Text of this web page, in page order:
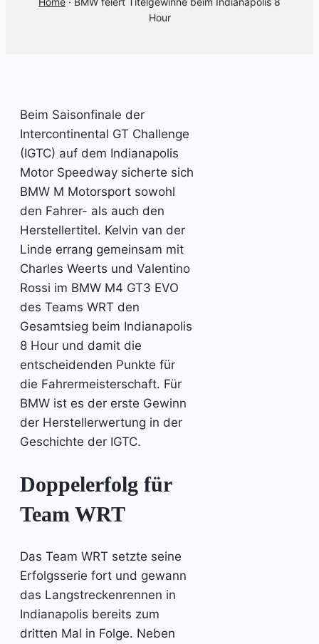
Hour
Beim Saisonfinale der
Intercontinental GT Challenge
(IGTC) auf dem Indianapolis
Motor Speedway sicherte sich
BMW M Motorsport sowohl
den Fahrer- als auch den
Herstellertitel. Kelvin van der
Linde errang gemeinsam mit
Charles Weerts und Valentino
Rossi im BMW M4 GT3 EVO
des Teams WRT den
Gesamtsieg beim Indianapolis
8 Hour und damit die
entscheidenden Punkte für
die Fahrermeisterschaft. Für
BMW ist es der erste Gewinn
der Herstellerwertung in der
Geschichte der IGTC.
Doppelerfolg für
Team WRT
Das Team WRT setzte seine
Erfolgsserie fort und gewann
das Langstreckenrennen in
Indianapolis bereits zum
dritten Mal in Folge. Neben